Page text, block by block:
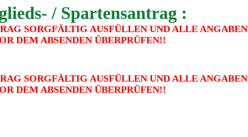
/ Spartensantrag :
SORGFÄLTIG AUSFÜLLEN UND ALLE ANGABEN
DEM ABSENDEN ÜBERPRÜFEN!!
SORGFÄLTIG AUSFÜLLEN UND ALLE ANGABEN
DEM ABSENDEN ÜBERPRÜFEN!!